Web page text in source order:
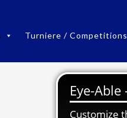
Turniere / Competitions